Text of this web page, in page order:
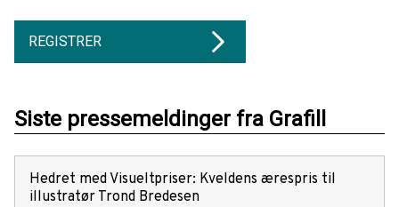
REGISTRER
Siste pressemeldinger fra Grafill
Hedret med Visueltpriser: Kveldens ærespris til
illustratør Trond Bredesen